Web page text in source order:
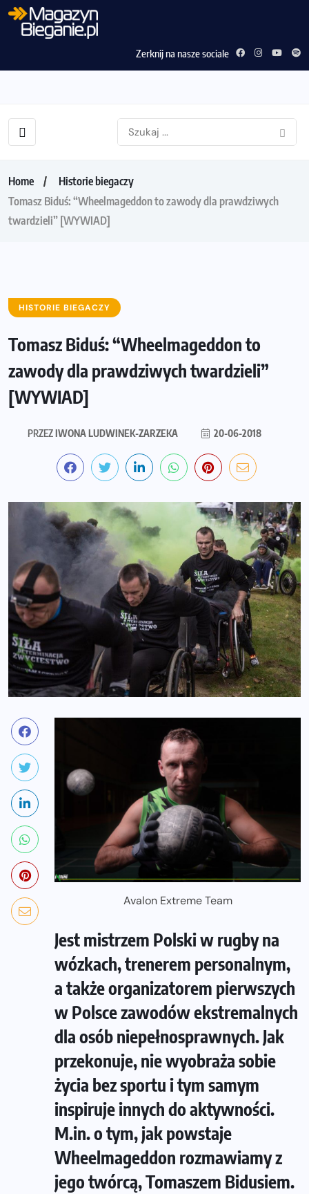
Zerknij na nasze sociale
Home
Historie biegaczy
Tomasz Biduś: “Wheelmageddon to zawody dla prawdziwych
twardzieli” [WYWIAD]
HISTORIE BIEGACZY
Tomasz Biduś: “Wheelmageddon to
zawody dla prawdziwych twardzieli”
[WYWIAD]
PRZEZIWONA LUDWINEK-ZARZEKA 20-06-2018
Avalon Extreme Team
Jest mistrzem Polski w rugby na
wózkach, trenerem personalnym,
a także organizatorem pierwszych
w Polsce zawodów ekstremalnych
dla osób niepełnosprawnych. Jak
przekonuje, nie wyobraża sobie
życia bez sportu i tym samym
inspiruje innych do aktywności.
M.in. o tym, jak powstaje
Wheelmageddon rozmawiamy z
jego twórcą, Tomaszem Bidusiem.